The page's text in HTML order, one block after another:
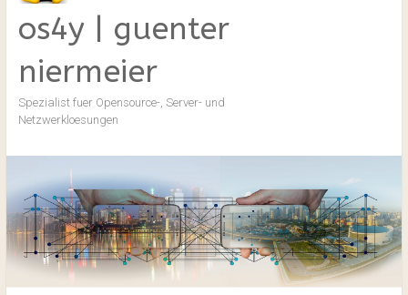
os4y | guenter
niermeier
Spezialist fuer Opensource-, Server- und
Netzwerkloesungen